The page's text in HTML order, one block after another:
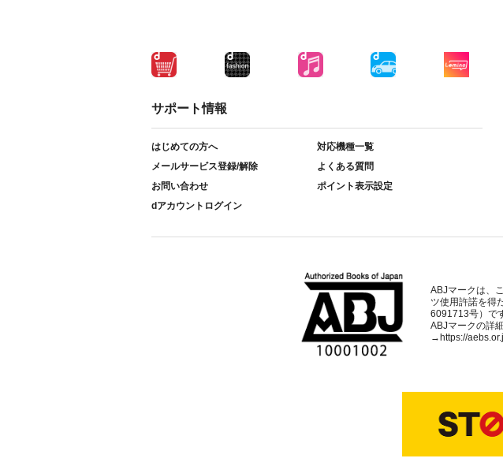
サポート情報
はじめての方へ
対応機種一覧
メールサービス登録/解除
よくある質問
お問い合わせ
ポイント表示設定
dアカウントログイン
ABJマークは、
ツ使用許諾を得
6091713号）で
ABJマークの詳
→ https://